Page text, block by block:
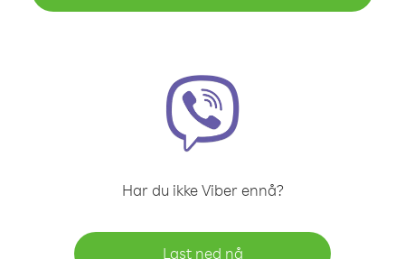
Har du ikke Viber ennå?
Last ned nå